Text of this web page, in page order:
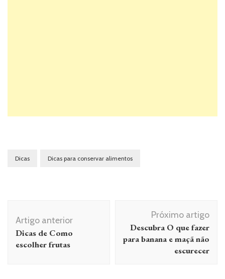
Dicas Dicas para conservar alimentos
de
post
Artigo anterior
Dicas de Como
escolher frutas
Próximo artigo
Descubra O que fazer
para banana e maçã não
escurecer